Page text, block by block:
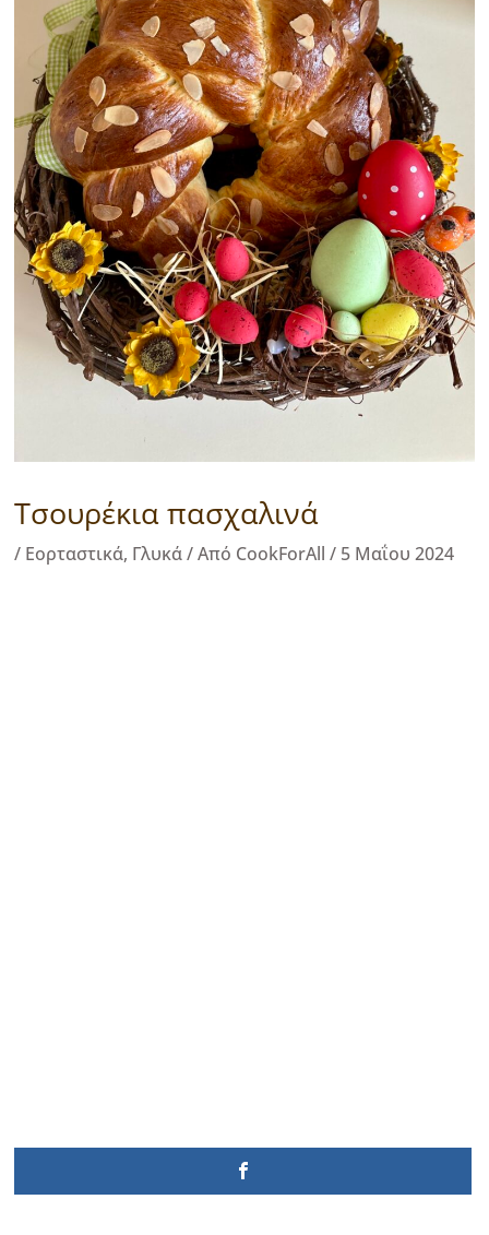
Τσουρέκια πασχαλινά
/ Εορταστικά, Γλυκά/ Από CookForAll / 5 Μαΐου 2024